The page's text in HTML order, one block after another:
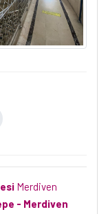
Merdiven
- Merdiven